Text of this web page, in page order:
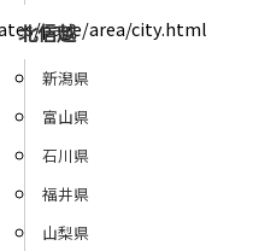
page/area/city.html
北信越
新潟県
富山県
石川県
福井県
山梨県